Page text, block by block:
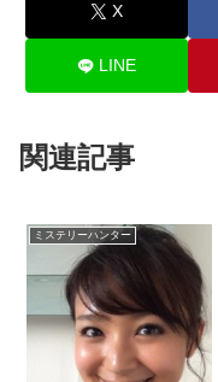
X
LINE
関連記事
ミステリーハンター